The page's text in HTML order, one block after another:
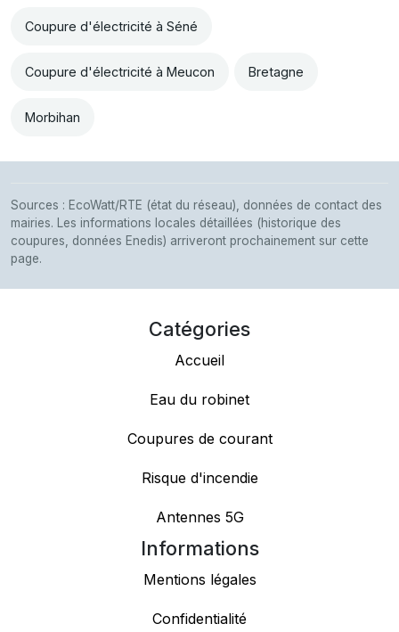
Coupure d'électricité à Séné
Coupure d'électricité à Meucon Bretagne
Morbihan
Sources : EcoWatt/RTE (état du réseau), données de contact des
mairies. Les informations locales détaillées (historique des
coupures, données Enedis) arriveront prochainement sur cette
page.
Catégories
Accueil
Eau du robinet
Coupures de courant
Risque d'incendie
Antennes 5G
Informations
Mentions légales
Confidentialité